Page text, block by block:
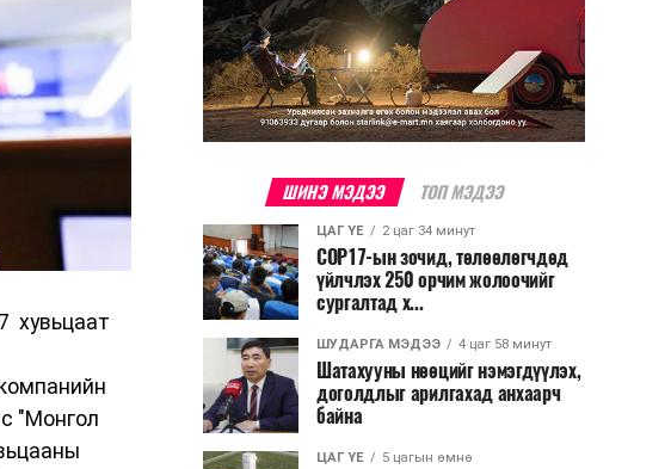
хувьцаат
"Монгол
ШИНЭ МЭДЭЭ ТОП МЭДЭЭ
ЦАГ ҮЕ 2 цаг 34 минут
COP17-ын зочид, төлөөлөгчдөд
үйлчлэх 250 орчим жолоочийг
сургалтад х...
ШУДАРГА МЭДЭЭ 4 цаг 58 минут
Шатахууны нөөцийг нэмэгдүүлэх,
доголдлыг арилгахад анхаарч
байна
ЦАГ ҮЕ 5 цагын өмнө